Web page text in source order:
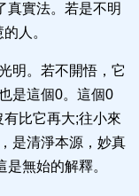
真實法。若是不明
人。
明。若不開悟，它
是這個0。這個0
比它再大;往小來
是清淨本源，妙真
無始的解釋。